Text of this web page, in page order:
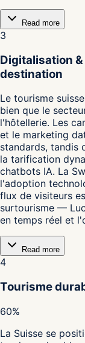
Read more
3
Digitalisation
destination
Le tourisme
bien que le
l'hôtellerie. Les
et le marketing
standards, tandis
la tarification
chatbots IA. La
l'adoption
flux de visiteurs
surtourisme —
en temps réel et
Read more
4
Tourisme
60%
La Suisse se